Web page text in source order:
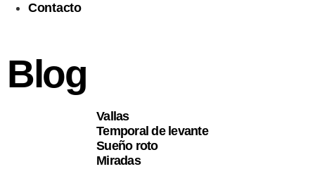
Contacto
Blog
Vallas
Temporal de levante
Sueño roto
Miradas